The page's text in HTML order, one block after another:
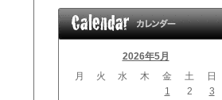
2026年5月
月
火 水 木 金 土 日
1 2
3